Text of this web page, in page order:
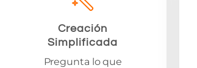
Creación
Simplificada
Pregunta lo que